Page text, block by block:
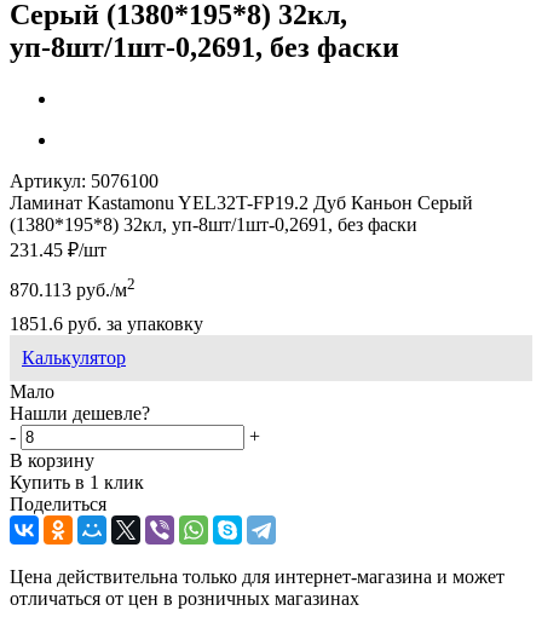
Серый (1380*195*8) 32кл,
уп-8шт/1шт-0,2691, без фаски
Артикул: 5076100
Ламинат Kastamonu YEL32T-FP19.2 Дуб Каньон Серый
(1380*195*8) 32кл, уп-8шт/1шт-0,2691, без фаски
231.45 ₽/шт
870.113 руб./м2
1851.6 руб. за упаковку
Калькулятор
Мало
Нашли дешевле?
-
+
В корзину
Купить в 1 клик
Поделиться
Цена действительна только для интернет-магазина и может
отличаться от цен в розничных магазинах